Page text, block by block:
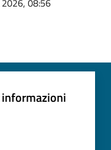
informazioni